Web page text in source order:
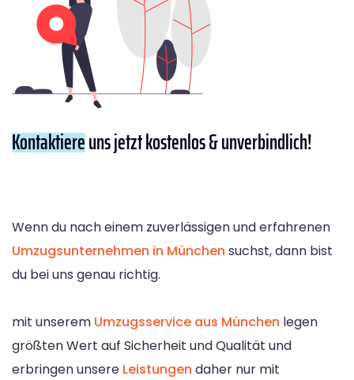
Kontaktiereuns jetzt kostenlos & unverbindlich!
Wenn du nach einem zuverlässigen und erfahrenen
Umzugsunternehmen in München suchst, dann bist
du bei uns genau richtig.
mit unserem Umzugsservice aus München legen
größten Wert auf Sicherheit und Qualität und
erbringen unsere Leistungen daher nur mit